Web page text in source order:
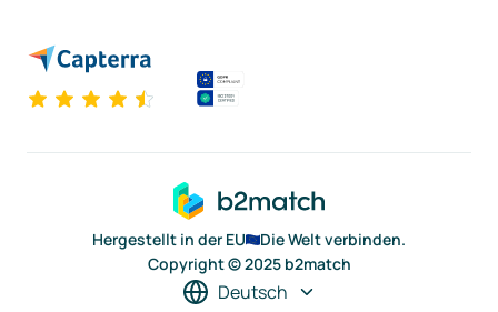
Hergestellt in der EU
Die Welt verbinden.
Copyright © 2025 b2match
Deutsch